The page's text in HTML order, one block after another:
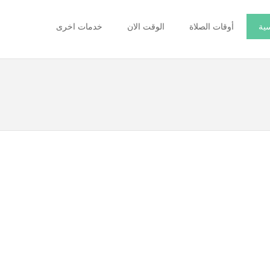
أوقات الصلاة الوقت الان خدمات اخرى